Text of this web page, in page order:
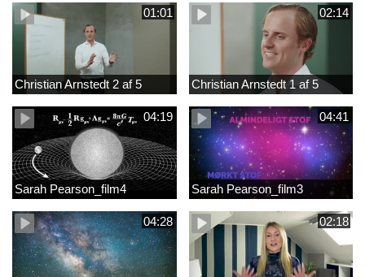
01:01
Christian Arnstedt 2 af 5
02:14
Christian Arnstedt 1 af 5
04:19
Sarah Pearson_film4
04:41
Sarah Pearson_film3
04:28 02:18